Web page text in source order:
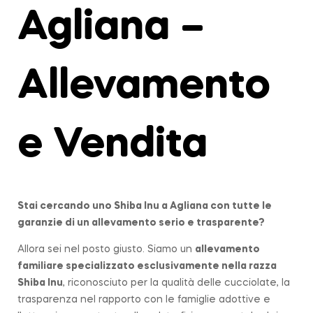
Agliana –
Allevamento
e Vendita
Stai cercando uno Shiba Inu a Agliana con tutte le
garanzie di un allevamento serio e trasparente?
Allora sei nel posto giusto. Siamo un allevamento
familiare specializzato esclusivamente nella razza
Shiba Inu, riconosciuto per la qualità delle cucciolate, la
trasparenza nel rapporto con le famiglie adottive e